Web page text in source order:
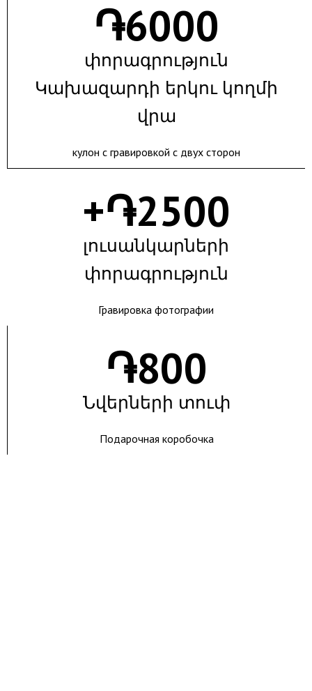
֏6000
փորագրություն
Կախազարդի երկու կողմի
վրա
кулон с гравировкой с двух сторон
+֏2500
լուսանկարների
փորագրություն
Гравировка фотографии
֏800
Նվերների տուփ
Подарочная коробочка